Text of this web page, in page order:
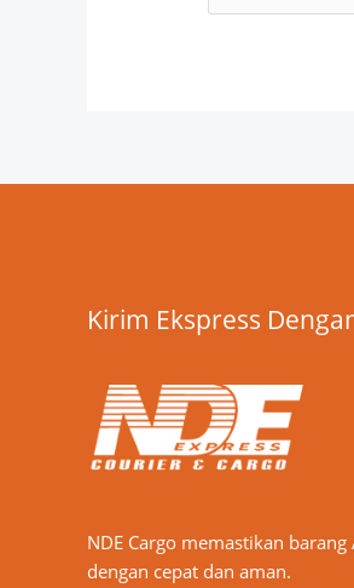
Kirim Ekspress
NDE Cargo memastikan
dengan cepat dan aman.